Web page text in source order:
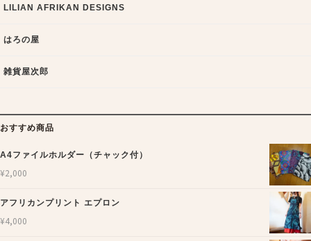
LILIAN AFRIKAN DESIGNS
はろの屋
雑貨屋次郎
おすすめ商品
A4ファイルホルダー（チャック付）
¥2,000
アフリカンプリント エプロン
¥4,000